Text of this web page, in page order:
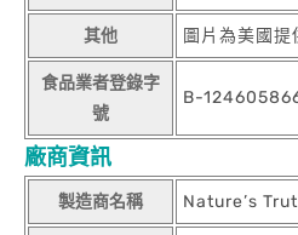
其他 圖片為美國提
食品業者登錄字
號
B-
廠商資訊
製造商名稱 Nature’s